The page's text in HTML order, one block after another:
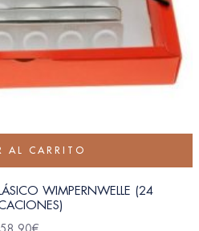
AL CARRITO
WIMPERNWELLE (24